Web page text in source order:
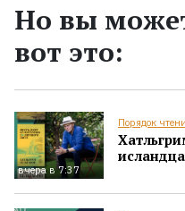
Но вы
вот это:
вчера в 7:37
Порядок
исландца